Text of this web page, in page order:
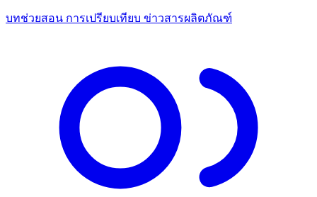
บทช่วยสอน การเปรียบเทียบ ข่าวสารผลิตภัณฑ์